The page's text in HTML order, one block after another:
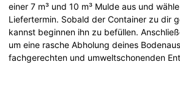
einer 7 m³ und 10 m³ Mulde aus und
Liefertermin. Sobald der Container zu dir
kannst beginnen ihn zu befüllen.
um eine rasche Abholung deines
fachgerechten und umweltschonenden